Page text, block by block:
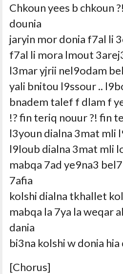
Chkoun yees b chkoun
dounia
jaryin mor donia f7al li
f7al li mora lmout
l3mar yjrii nel9odam
yali bnitou l9ssour ..
bnadem talef f dlam f
fin teriq nouur ?! fin
l3youn dialna 3mat mli
l9loub dialna 3mat mli
mabqa 7ad ye9na3
7afia
kolshi dialna tkhallet
mabqa la 7ya la weqar
dania
bi3na kolshi w donia hia
[Chorus]